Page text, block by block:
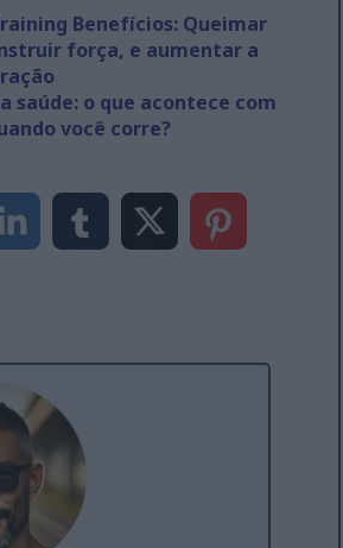
Benefícios: Queimar
força, e aumentar a
saúde: o que acontece com
você corre?